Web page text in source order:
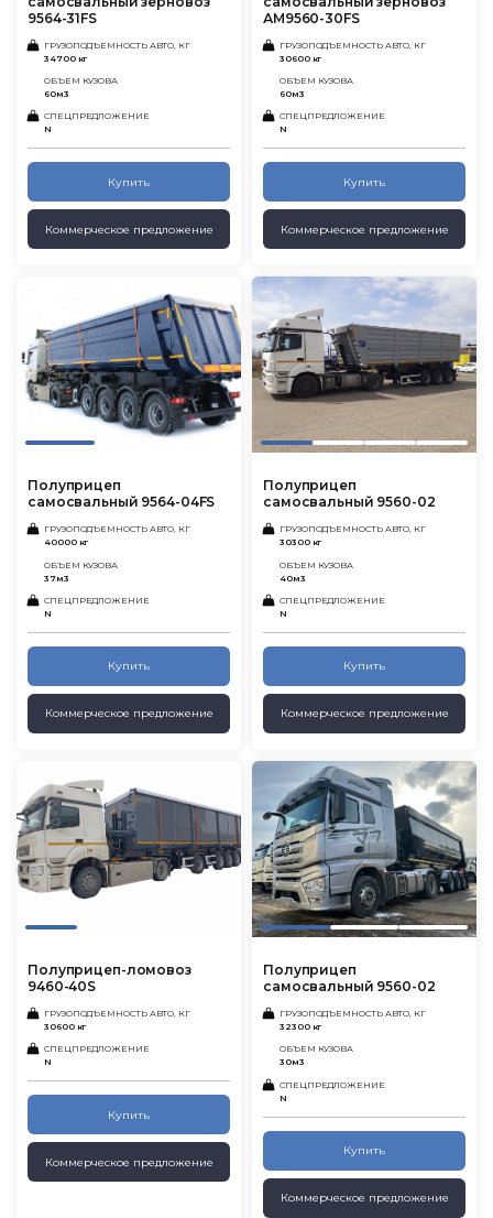
9564-31FS
ГРУЗОПОДЪЕМНОСТЬ АВТО, КГ
34700 кг
ОБЪЕМ КУЗОВА
60м3
СПЕЦПРЕДЛОЖЕНИЕ
N
Купить
Коммерческое предложение
АМ9560-30FS
ГРУЗОПОДЪЕМНОСТЬ АВТО, КГ
30600 кг
ОБЪЕМ КУЗОВА
60м3
СПЕЦПРЕДЛОЖЕНИЕ
N
Купить
Коммерческое предложение
Полуприцеп
самосвальный 9564-04FS
ГРУЗОПОДЪЕМНОСТЬ АВТО, КГ
40000 кг
ОБЪЕМ КУЗОВА
37м3
СПЕЦПРЕДЛОЖЕНИЕ
N
Купить
Коммерческое предложение
Полуприцеп
самосвальный 9560-02
ГРУЗОПОДЪЕМНОСТЬ АВТО, КГ
30300 кг
ОБЪЕМ КУЗОВА
40м3
СПЕЦПРЕДЛОЖЕНИЕ
N
Купить
Коммерческое предложение
Полуприцеп-ломовоз
9460-40S
ГРУЗОПОДЪЕМНОСТЬ АВТО, КГ
30600 кг
СПЕЦПРЕДЛОЖЕНИЕ
N
Купить
Коммерческое предложение
Полуприцеп
самосвальный 9560-02
ГРУЗОПОДЪЕМНОСТЬ АВТО, КГ
32300 кг
ОБЪЕМ КУЗОВА
30м3
СПЕЦПРЕДЛОЖЕНИЕ
N
Купить
Коммерческое предложение